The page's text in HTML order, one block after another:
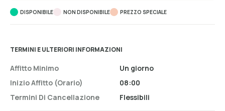
DISPONIBILE NON DISPONIBILE PREZZO SPECIALE
TERMINI E ULTERIORI INFORMAZIONI
Affitto Minimo
Inizio Affitto (orario)
Termini Di Cancellazione
Un giorno
08:00
Flessibili